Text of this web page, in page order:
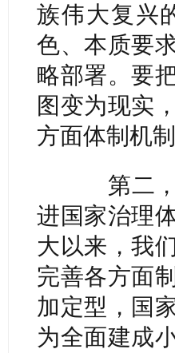
族伟大复兴
色、本质要
略部署。要
图变为现实
方面体制机
第二，
进国家治理
大以来，我
完善各方面
加定型，国
为全面建成